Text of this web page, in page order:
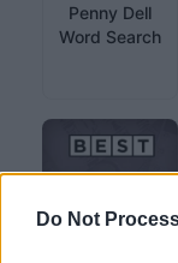
Do Not
Penny Dell
Word Search